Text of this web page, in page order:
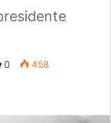
0 458